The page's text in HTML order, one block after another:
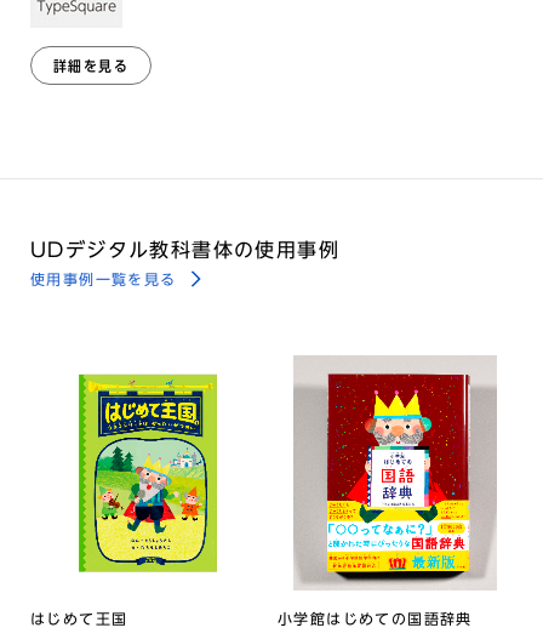
詳細を見る
UDデジタル教科書体の使用事例
使用事例一覧を見る
はじめて王国 小学館はじめての国語辞典